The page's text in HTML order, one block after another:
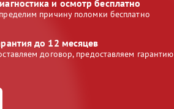
и осмотр бесплатно
причину поломки бесплатно
до 12 месяцев
договор, предоставляем гарантию